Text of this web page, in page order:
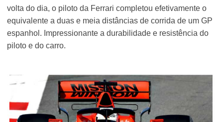
volta do dia, o piloto da Ferrari completou efetivamente o
equivalente a duas e meia distâncias de corrida de um GP
espanhol. Impressionante a durabilidade e resistência do
piloto e do carro.